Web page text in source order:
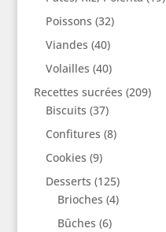
Poissons (32)
Viandes (40)
Volailles (40)
Recettes sucrées (209)
Biscuits (37)
Confitures (8)
Cookies (9)
Desserts (125)
Brioches (4)
Bûches (6)